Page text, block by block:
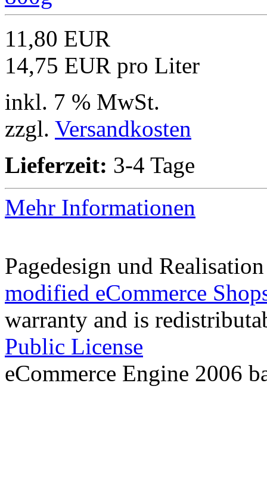
11,80 EUR
14,75 EUR pro Liter
inkl. 7 % MwSt.
zzgl. Versandkosten
Lieferzeit: 3-4 Tage
Mehr Informationen
Pagedesign und
modified eCommerce
warranty and is
Public License
eCommerce Engine 2006